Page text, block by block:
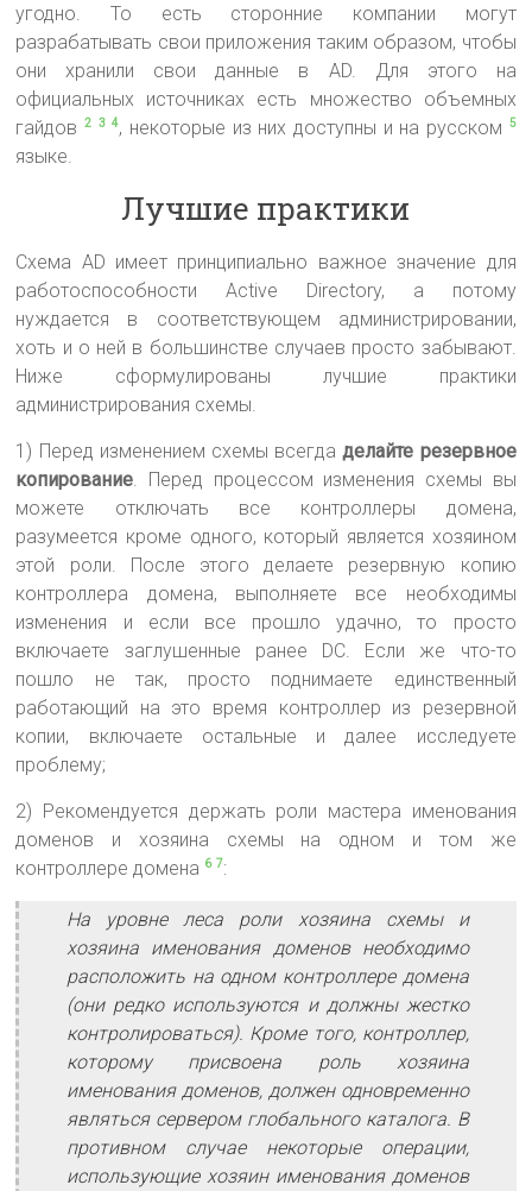
угодно. То есть сторонние компании могут
разрабатывать свои приложения таким образом, чтобы
они хранили свои данные в AD. Для этого на
официальных источниках есть множество объемных
гайдов
2 3 4, некоторые из них доступны и на русском 5
языке.
Лучшие практики
Схема AD имеет принципиально важное значение для
работоспособности Active Directory, а потому
нуждается в соответствующем администрировании,
хоть и о ней в большинстве случаев просто забывают.
Ниже сформулированы лучшие практики
администрирования схемы.
1) Перед изменением схемы всегдаделайте резервное
копирование . Перед процессом изменения схемы вы
можете отключать все контроллеры домена,
разумеется кроме одного, который является хозяином
этой роли. После этого делаете резервную копию
контроллера домена, выполняете все необходимы
изменения и если все прошло удачно, то просто
включаете заглушенные ранее DC. Если же что-то
пошло не так, просто поднимаете единственный
работающий на это время контроллер из резервной
копии, включаете остальные и далее исследуете
проблему;
2) Рекомендуется держать роли мастера именования
доменов и хозяина схемы на одном и том же
контроллере домена 6 7:
На уровне леса роли хозяина схемы и
хозяина именования доменов необходимо
расположить на одном контроллере домена
(они редко используются и должны жестко
контролироваться). Кроме того, контроллер,
которому присвоена роль хозяина
именования доменов, должен одновременно
являться сервером глобального каталога. В
противном случае некоторые операции,
использующие хозяин именования доменов